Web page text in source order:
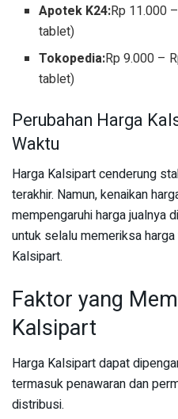
Apotek K24:Rp 11.000
tablet)
Tokopedia:Rp 9.000 –
tablet)
Perubahan Harga
Waktu
Harga Kalsipart cenderung
terakhir. Namun, kenaikan
mempengaruhi harga jualnya
untuk selalu memeriksa
Kalsipart.
Faktor yang
Kalsipart
Harga Kalsipart dapat
termasuk penawaran dan
distribusi.